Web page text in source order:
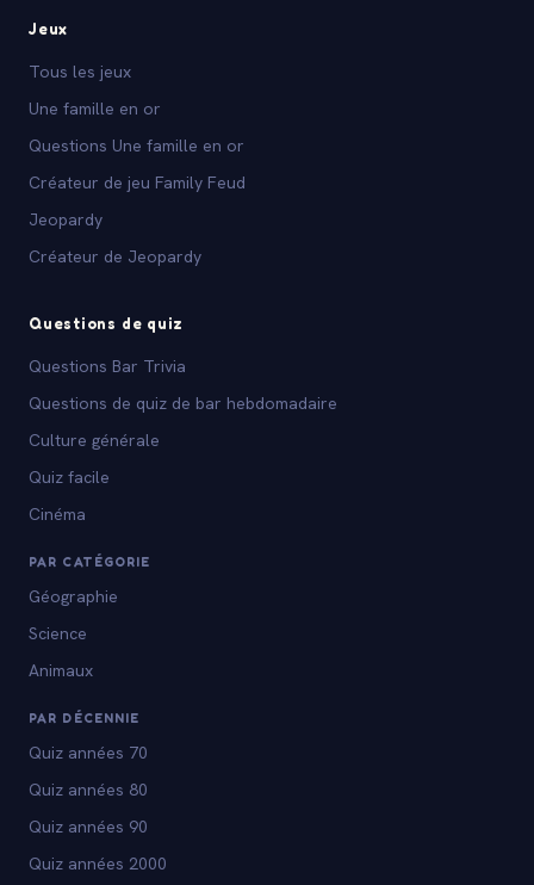
Jeux
Tous les jeux
Une famille en or
Questions Une famille en or
Créateur de jeu Family Feud
Jeopardy
Créateur de Jeopardy
Questions de quiz
Questions Bar Trivia
Questions de quiz de bar hebdomadaire
Culture générale
Quiz facile
Cinéma
PAR CATÉGORIE
Géographie
Science
Animaux
PAR DÉCENNIE
Quiz années 70
Quiz années 80
Quiz années 90
Quiz années 2000